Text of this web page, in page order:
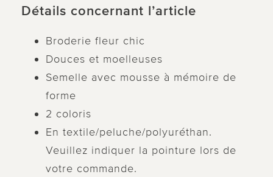
Détails concernant l’article
Broderie fleur chic
Douces et moelleuses
Semelle avec mousse à mémoire de
forme
2 coloris
En textile/peluche/polyuréthan.
Veuillez indiquer la pointure lors de
votre commande.